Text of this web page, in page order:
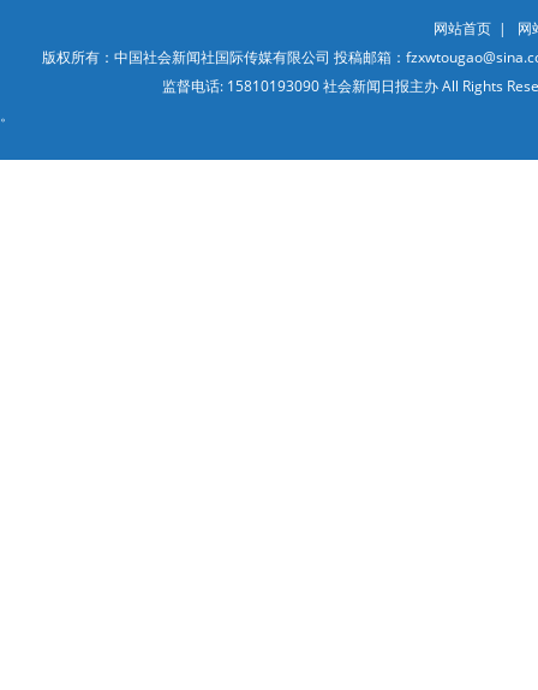
网站首页 | 网
版权所有：中国社会新闻社国际传媒有限公司 投稿邮箱：
监督电话: 15810193090 社会新闻日报主办 All Rights
。